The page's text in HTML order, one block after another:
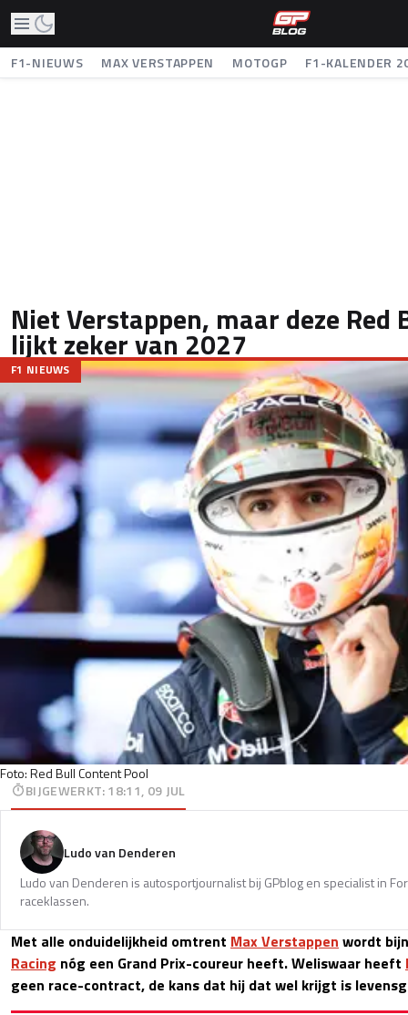
F1-NIEUWS MAX VERSTAPPEN MOTOGP F1-KALENDER
Niet Verstappen, maar deze
lijkt zeker van 2027
Foto: Red Bull Content Pool
F1 NIEUWS
BIJGEWERKT:18:11, 09 JUL
Ludo van Denderen
Ludo van Denderen is autosportjournalist bij GPblog en specialist in
raceklassen.
Met alle onduidelijkheid omtrent Max Verstappen wordt
Racing nóg een Grand Prix-coureur heeft. Weliswaar heeft
geen race-contract, de kans dat hij dat wel krijgt is